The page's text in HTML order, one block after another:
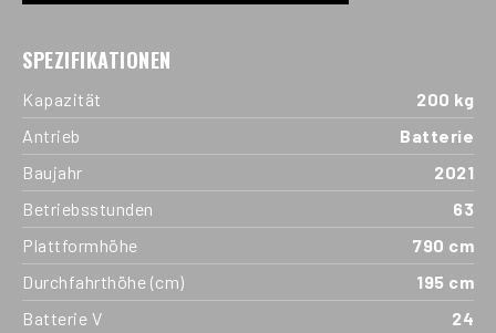
SPEZIFIKATIONEN
Kapazität
200 kg
Antrieb
Batterie
Baujahr
2021
Betriebsstunden
63
Plattformhöhe
790 cm
Durchfahrthöhe (cm)
195 cm
Batterie V
24